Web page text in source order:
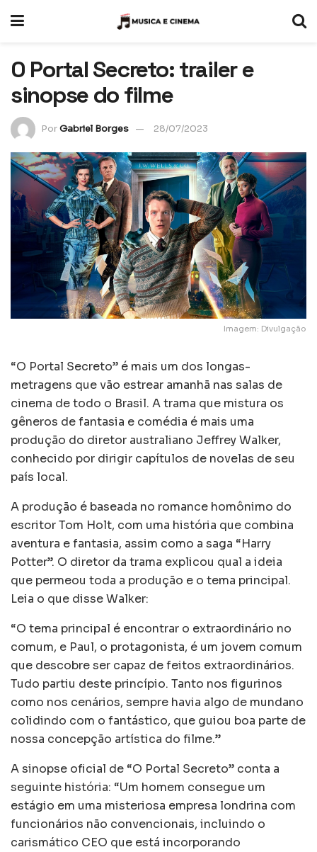
O Portal Secreto: trailer e
sinopse do filme
PorGabriel Borges 28/07/2023
Imagem: Divulgação
“O Portal Secreto” é mais um dos longas-
metragens que vão estrear amanhã nas salas de
cinema de todo o Brasil. A trama que mistura os
gêneros de fantasia e comédia é mais uma
produção do diretor australiano Jeffrey Walker,
conhecido por dirigir capítulos de novelas de seu
país local.
A produção é baseada no romance homônimo do
escritor Tom Holt, com uma história que combina
aventura e fantasia, assim como a saga “Harry
Potter”. O diretor da trama explicou qual a ideia
que permeou toda a produção e o tema principal.
Leia o que disse Walker:
“O tema principal é encontrar o extraordinário no
comum, e Paul, o protagonista, é um jovem comum
que descobre ser capaz de feitos extraordinários.
Tudo partiu deste princípio. Tanto nos figurinos
como nos cenários, sempre havia algo de mundano
colidindo com o fantástico, que guiou boa parte de
nossa concepção artística do filme.”
A sinopse oficial de “O Portal Secreto” conta a
seguinte história: “Um homem consegue um
estágio em uma misteriosa empresa londrina com
funcionários não convencionais, incluindo o
carismático CEO que está incorporando